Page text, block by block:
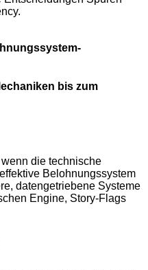
bis zum
die technische
Belohnungssystem
datengetriebene Systeme
Engine, Story-Flags